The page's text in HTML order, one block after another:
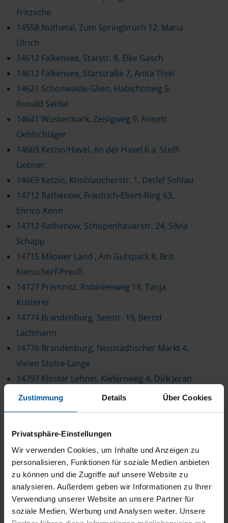
Zustimmung Details Über Cookies
Privatsphäre-Einstellungen
Wir verwenden Cookies, um Inhalte und Anzeigen zu
personalisieren, Funktionen für soziale Medien anbieten
zu können und die Zugriffe auf unsere Website zu
analysieren. Außerdem geben wir Informationen zu Ihrer
Verwendung unserer Website an unsere Partner für
soziale Medien, Werbung und Analysen weiter. Unsere
Fritzsche
14558 Nuthetal, Zum Springbruch 12, Maria
Ulrich
14612 Falkensee, Starstr. 8, Elke Gasch
14612 Falkensee, Starstraße 7, Anita Thiel
14621 Schönwalde-Glien, Habichtsteig 5,
Ronald Seidel
14641 Wustermark, Zeisigweg 9, Annett
Oehlschläger
14669 Ketzin/Havel, An der Havel 6 a, Steffi
Liebner
14669 Ketzin, Knoblaucherstr. 1, Detlef Sohlau
14712 Rathenow, Friedrich-Ebert-Ring 63,
Enrico Konn
14712 Rathenow, Schopenhauerstr. 24, Silvia
Schapp
14715 Milower Land , Am Gutspark 8, Brit
Kienscherf-Preuß
14727 Premnitz, Robinienweg 18, Tanja
Kusterer
14774 Brandenburg, Seestr. 19, Bernd
Lachmann
14776 Brandenburg, Neustädtischer Markt 4,
Vivien Stolze-Lange
14797 Kloster Lehnin, Kiefernweg 4, Dirk Jeran
14806 Bad Belzig, Hirtengasse 7, Margrit Schick
14806 Bad Belzig, Preußnitz 31, Birgit
14822 Borkwalde, Lehniner Str. 11, Michaela
Strohm
14822 Brück, Schillerstr. 21, Rico Borgmann
14823 Niemegk, Großstraße 49, Rose
Zimmermann
14827 Wiesenburg/Mark, Gruboer Hauptstr.